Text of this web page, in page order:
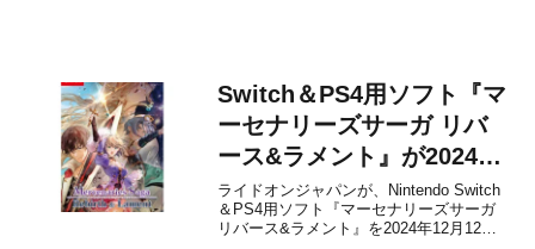
Switch＆PS4用ソフト『マ
ーセナリーズサーガ リバ
ース&ラメント』が2024年
12月12日に発売決定！
ライドオンジャパンが、Nintendo Switch
＆PS4用ソフト『マーセナリーズサーガ
リバース&ラメント』を2024年12月12日